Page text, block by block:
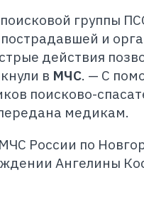
группы
и
действия
в МЧС. — С
поисково-
медикам.
России по
Ангелины